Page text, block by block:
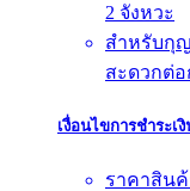
2 จังหวะ
สำหรับกุ
สะดวกต่อ
เงื่อนไขการชำระเ
ราคาสิน